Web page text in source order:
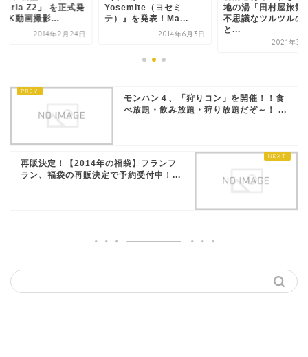
Z2」 を正式発
4K動画撮影...
2014年2月24日
Yosemite（ヨセミ
テ）』を発表！Ma...
2014年6月3日
地の湯「田村屋旅館
不思議なツルツルの
と...
2021年3
モンハン４、「狩りコン」を開催！！食
べ放題・飲み放題・狩り放題だぞ～！ ...
再販決定！【2014年の福袋】フランフ
ラン、福袋の再販決定で予約受付中！...